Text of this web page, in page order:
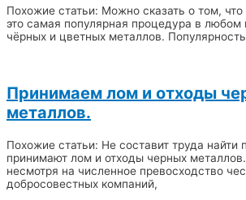
Похожие статьи: Можно сказать о том,
это самая популярная процедура в любом
чёрных и цветных металлов. Популярность
Принимаем лом и отходы
металлов.
Похожие статьи: Не составит труда найти
принимают лом и отходы черных
несмотря на численное превосходство
добросовестных компаний,